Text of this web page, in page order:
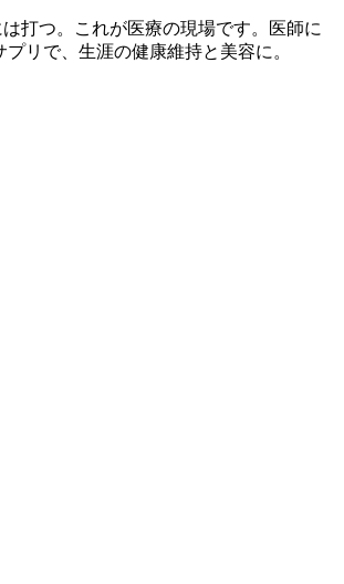
打つ。これが医療の現場です。医師に
リで、生涯の健康維持と美容に。